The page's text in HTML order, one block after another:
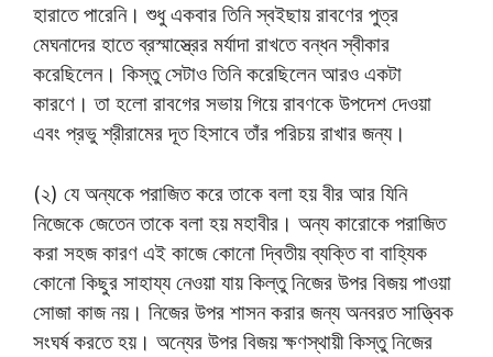
হারাতে পারেনি। শুধু একবার তিনি স্বইছায় রাবণের পুত্র
মেঘনাদের হাতে ব্রস্মাস্ত্রের মর্যাদা রাখতে বন্ধন স্বীকার
করেছিলেন। কিস্তু সেটাও তিনি করেছিলেন আরও একটা
কারণে। তা হলো রাবগের সভায় গিয়ে রাবণকে উপদেশ দেওয়া
এবং প্রভু শ্রীরামের দূত হিসাবে তাঁর পরিচয় রাখার জন্য।
(২) যে অন্যকে পরাজিত করে তাকে বলা হয় বীর আর যিনি
নিজেকে জেতেন তাকে বলা হয় মহাবীর। অন্য কারোকে পরাজিত
করা সহজ কারণ এই কাজে কোনো দ্বিতীয় ব্যক্তি বা বাহ্যিক
কোনো কিছুর সাহায্য নেওয়া যায় কিল্তু নিজের উপর বিজয় পাওয়া
সোজা কাজ নয়। নিজের উপর শাসন করার জন্য অনবরত সাত্ত্বিক
সংঘর্ষ করতে হয়। অন্যের উপর বিজয় ক্ষণস্থায়ী কিস্তু নিজের